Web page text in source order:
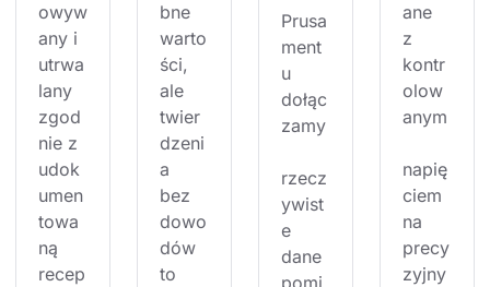
owyw
any i
utrwa
lany
zgod
nie z
udok
umen
towa
ną
recep
bne
warto
ści,
ale
twier
dzeni
a
bez
dowo
dów
to
Prusa
ment
u
dołąc
zamy
rzecz
ywist
e
dane
ane
z
kontr
olow
anym
napię
ciem
na
precy
zyjny